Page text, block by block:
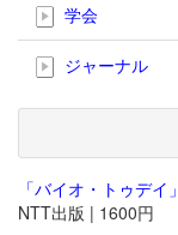
学会
ジャーナル
「バイオ・トゥデイ」
NTT出版 | 1600円